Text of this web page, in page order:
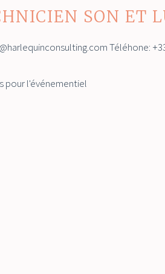
SON ET
Téléhone:
pour l'événementiel